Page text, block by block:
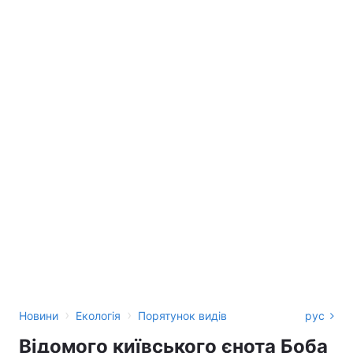
Новини › Екологія › Порятунок видів рус
Відомого київського єнота Боба